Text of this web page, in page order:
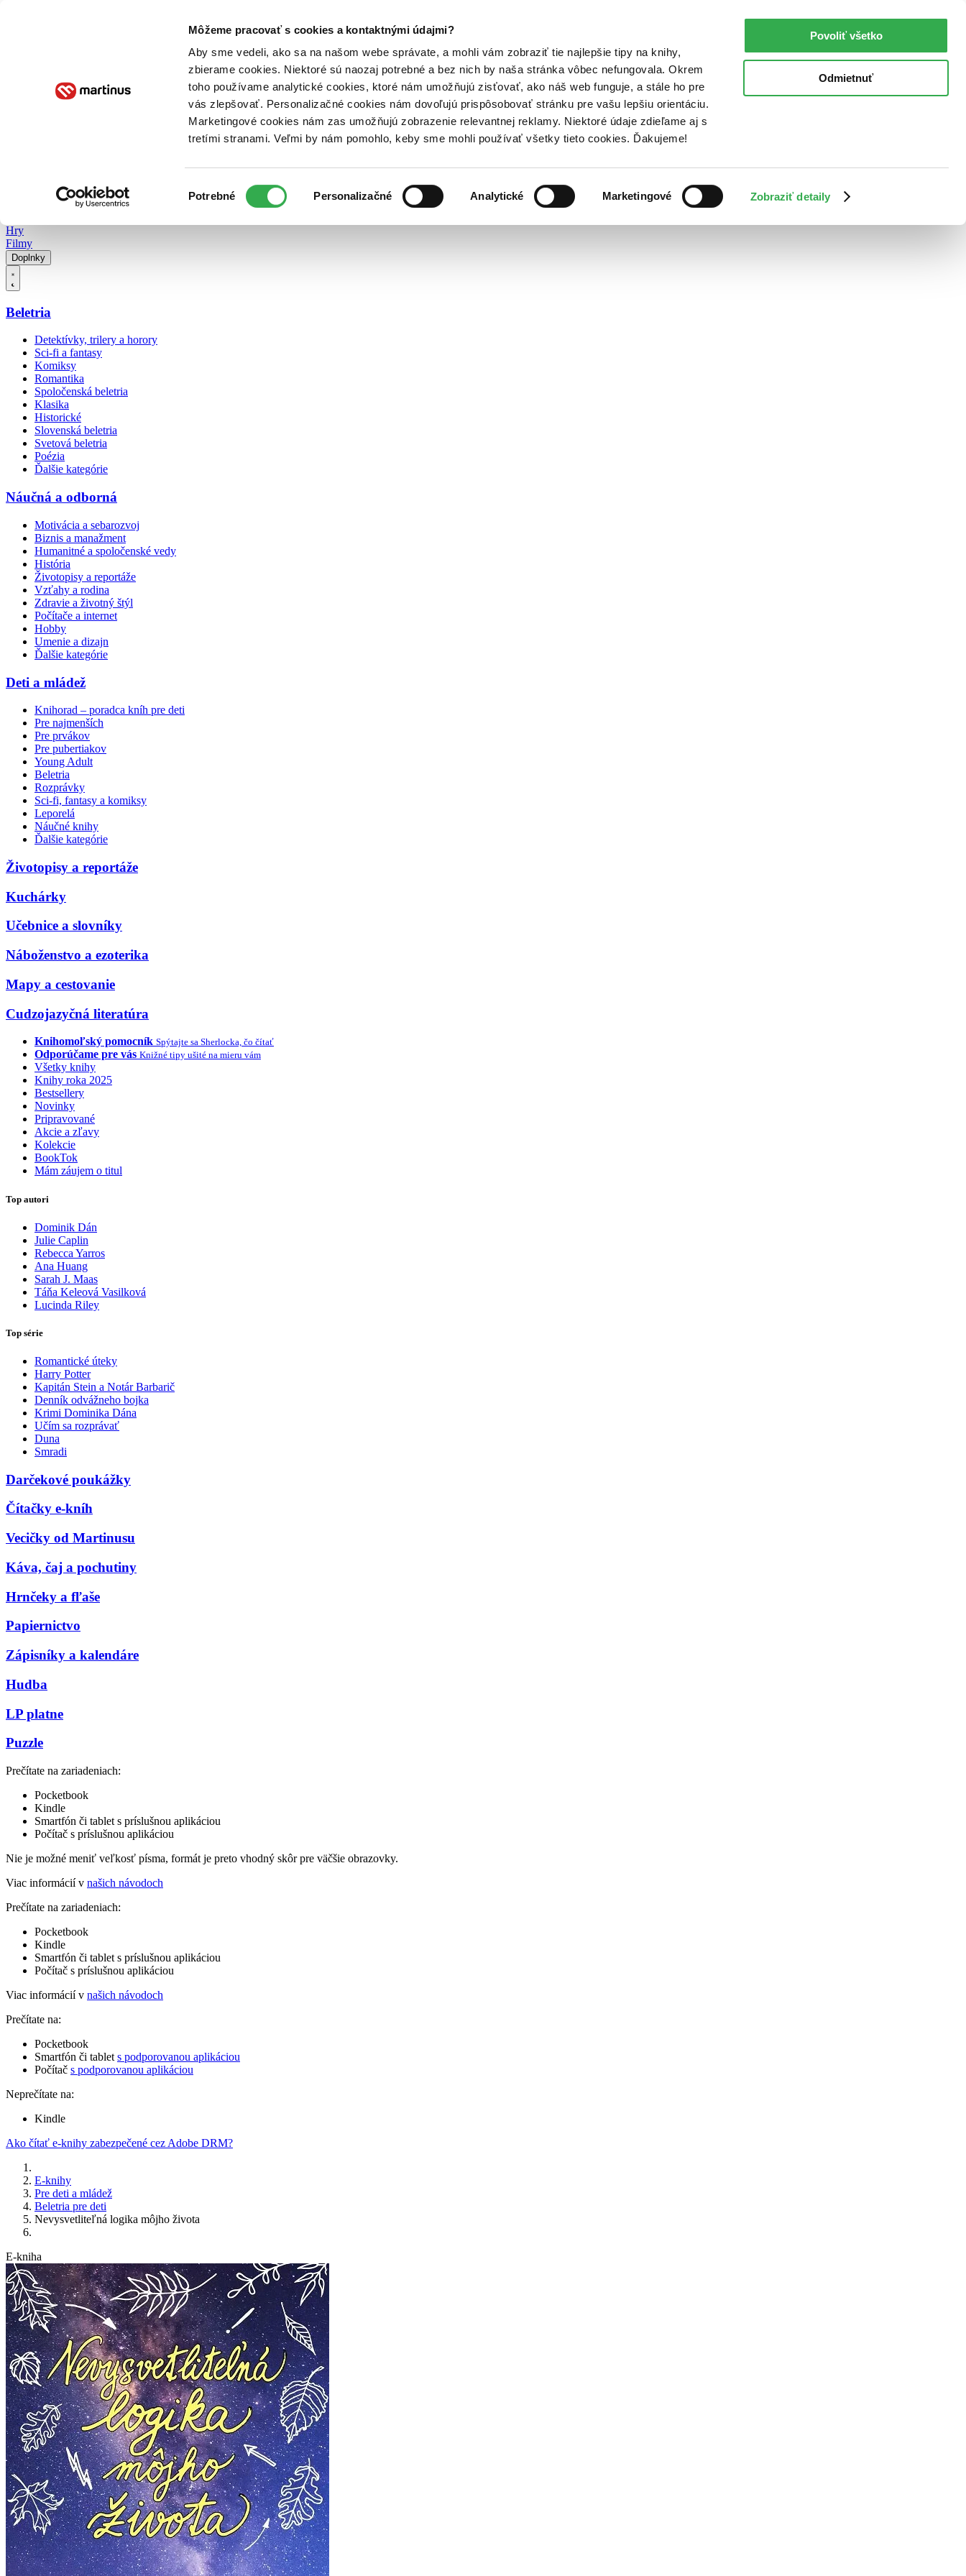
Môžeme pracovať s cookies a kontaktnými údajmi?
Aby sme vedeli, ako sa na našom webe správate, a mohli vám zobraziť tie najlepšie tipy na knihy,
zbierame cookies. Niektoré sú naozaj potrebné a bez nich by naša stránka vôbec nefungovala. Okrem
toho používame analytické cookies, ktoré nám umožňujú zisťovať, ako náš web funguje, a stále ho pre
vás zlepšovať. Personalizačné cookies nám dovoľujú prispôsobovať stránku pre vašu lepšiu orientáciu.
Marketingové cookies nám zas umožňujú zobrazenie relevantnej reklamy. Niektoré údaje zdieľame aj s
tretími stranami. Veľmi by nám pomohlo, keby sme mohli používať všetky tieto cookies. Ďakujeme!
súhlasu
Potrebné Personalizačné Analytické Marketingové Zobraziť detaily
Povoliť všetko
Odmietnuť
Poukážky Kontakt
Hry
Filmy
Doplnky
Beletria
Detektívky, trilery a horory
Sci-fi a fantasy
Komiksy
Romantika
Spoločenská beletria
Klasika
Historické
Slovenská beletria
Svetová beletria
Poézia
Ďalšie kategórie
Náučná a odborná
Motivácia a sebarozvoj
Biznis a manažment
Humanitné a spoločenské vedy
História
Životopisy a reportáže
Vzťahy a rodina
Zdravie a životný štýl
Počítače a internet
Hobby
Umenie a dizajn
Ďalšie kategórie
Deti a mládež
Knihorad – poradca kníh pre deti
Pre najmenších
Pre prvákov
Pre pubertiakov
Young Adult
Beletria
Rozprávky
Sci-fi, fantasy a komiksy
Leporelá
Náučné knihy
Ďalšie kategórie
Životopisy a reportáže
Kuchárky
Učebnice a slovníky
Náboženstvo a ezoterika
Mapy a cestovanie
Cudzojazyčná literatúra
Knihomoľský pomocník Spýtajte sa Sherlocka, čo čítať
Odporúčame pre vás Knižné tipy ušité na mieru vám
Všetky knihy
Knihy roka 2025
Bestsellery
Novinky
Pripravované
Akcie a zľavy
Kolekcie
BookTok
Mám záujem o titul
Top autori
Dominik Dán
Julie Caplin
Rebecca Yarros
Ana Huang
Sarah J. Maas
Táňa Keleová Vasilková
Lucinda Riley
Top série
Romantické úteky
Harry Potter
Kapitán Stein a Notár Barbarič
Denník odvážneho bojka
Krimi Dominika Dána
Učím sa rozprávať
Duna
Smradi
Darčekové poukážky
Čítačky e-kníh
Vecičky od Martinusu
Káva, čaj a pochutiny
Hrnčeky a fľaše
Papiernictvo
Zápisníky a kalendáre
Hudba
LP platne
Puzzle
Prečítate na zariadeniach:
Pocketbook
Kindle
Smartfón či tablet s príslušnou aplikáciou
Počítač s príslušnou aplikáciou
Nie je možné meniť veľkosť písma, formát je preto vhodný skôr pre väčšie obrazovky.
Viac informácií v našich návodoch
Prečítate na zariadeniach:
Pocketbook
Kindle
Smartfón či tablet s príslušnou aplikáciou
Počítač s príslušnou aplikáciou
Viac informácií v našich návodoch
Prečítate na:
Pocketbook
Smartfón či tablet s podporovanou aplikáciou
Počítač s podporovanou aplikáciou
Neprečítate na:
Kindle
Ako čítať e-knihy zabezpečené cez Adobe DRM?
E-knihy
Pre deti a mládež
Beletria pre deti
Nevysvetliteľná logika môjho života
E-kniha